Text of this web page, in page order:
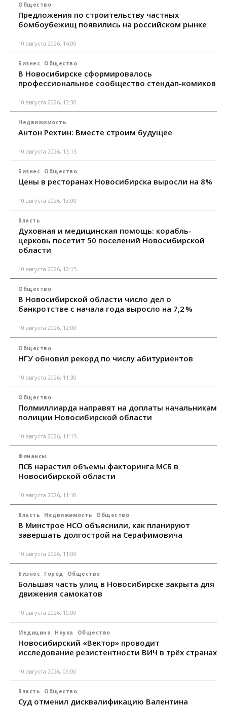
Общество
Предложения по строительству частных
бомбоубежищ появились на российском рынке
10 августа 2026, 14:00
Бизнес Общество
В Новосибирске сформировалось
профессиональное сообщество стендап-комиков
10 августа 2026, 13:30
Недвижимость
Антон Рехтин: Вместе строим будущее
10 августа 2026, 13:15
Бизнес Общество
Цены в ресторанах Новосибирска выросли на 8%
10 августа 2026, 13:00
Власть
Духовная и медицинская помощь: корабль-
церковь посетит 50 поселений Новосибирской
области
10 августа 2026, 12:15
Общество
В Новосибирской области число дел о
банкротстве с начала года выросло на 7,2 %
10 августа 2026, 12:00
Общество
НГУ обновил рекорд по числу абитуриентов
10 августа 2026, 11:30
Общество
Полмиллиарда направят на доплаты начальникам
полиции Новосибирской области
10 августа 2026, 11:15
Финансы
ПСБ нарастил объемы факторинга МСБ в
Новосибирской области
10 августа 2026, 11:10
Власть Недвижимость Общество
В Минстрое НСО объяснили, как планируют
завершать долгострой на Серафимовича
10 августа 2026, 11:00
Бизнес Город Общество
Большая часть улиц в Новосибирске закрыта для
движения самокатов
10 августа 2026, 10:00
Медицина Наука Общество
Новосибирский «Вектор» проводит
исследование резистентности ВИЧ в трёх странах
10 августа 2026, 09:00
Власть Общество
Суд отменил дисквалификацию Валентина